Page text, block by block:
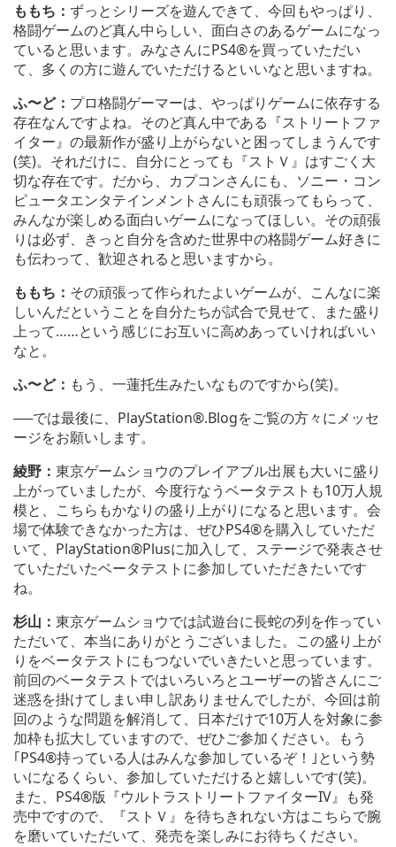
ももち： ずっとシリーズを遊んできて、今回もやっぱり、
格闘ゲームのど真ん中らしい、面白さのあるゲームになっ
ていると思います。みなさんにPS4®を買っていただい
て、多くの方に遊んでいただけるといいなと思いますね。
ふ〜ど： プロ格闘ゲーマーは、やっぱりゲームに依存する
存在なんですよね。そのど真ん中である『ストリートファ
イター』の最新作が盛り上がらないと困ってしまうんです
(笑)。それだけに、自分にとっても『ストＶ』はすごく大
切な存在です。だから、カプコンさんにも、ソニー・コン
ピュータエンタテインメントさんにも頑張ってもらって、
みんなが楽しめる面白いゲームになってほしい。その頑張
りは必ず、きっと自分を含めた世界中の格闘ゲーム好きに
も伝わって、歓迎されると思いますから。
ももち： その頑張って作られたよいゲームが、こんなに楽
しいんだということを自分たちが試合で見せて、また盛り
上って……という感じにお互いに高めあっていければいい
なと。
ふ〜ど： もう、一蓮托生みたいなものですから(笑)。
──では最後に、PlayStation®.Blogをご覧の方々にメッセ
ージをお願いします。
綾野： 東京ゲームショウのプレイアブル出展も大いに盛り
上がっていましたが、今度行なうベータテストも10万人規
模と、こちらもかなりの盛り上がりになると思います。会
場で体験できなかった方は、ぜひPS4®を購入していただ
いて、PlayStation®Plusに加入して、ステージで発表させ
ていただいたベータテストに参加していただきたいです
ね。
杉山： 東京ゲームショウでは試遊台に長蛇の列を作ってい
ただいて、本当にありがとうございました。この盛り上が
りをベータテストにもつないでいきたいと思っています。
前回のベータテストではいろいろとユーザーの皆さんにご
迷惑を掛けてしまい申し訳ありませんでしたが、今回は前
回のような問題を解消して、日本だけで10万人を対象に参
加枠も拡大していますので、ぜひご参加ください。もう
｢PS4®持っている人はみんな参加しているぞ！｣という勢
いになるくらい、参加していただけると嬉しいです(笑)。
また、PS4®版『ウルトラストリートファイターIV』も発
売中ですので、『ストＶ』を待ちきれない方はこちらで腕
を磨いていただいて、発売を楽しみにお待ちください。